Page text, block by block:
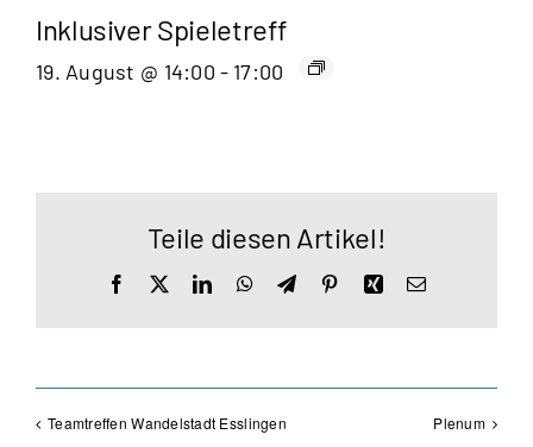
Inklusiver Spieletreff
19. August @ 14:00 - 17:00
Teile diesen Artikel!
Facebook LinkedInWhatsApp
TelegramPinterestXingE-
Teamtreffen Wandelstadt Esslingen Plenum